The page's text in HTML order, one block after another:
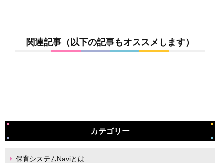
関連記事（以下の記事もオススメします）
カテゴリー
保育システムNaviとは